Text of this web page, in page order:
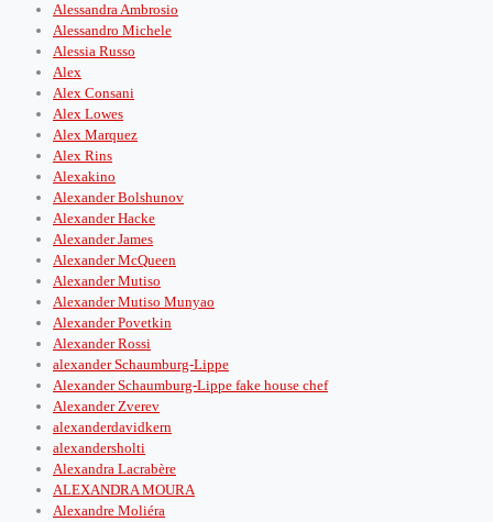
Alessandra Ambrosio
Alessandro Michele
Alessia Russo
Alex
Alex Consani
Alex Lowes
Alex Marquez
Alex Rins
Alexakino
Alexander Bolshunov
Alexander Hacke
Alexander James
Alexander McQueen
Alexander Mutiso
Alexander Mutiso Munyao
Alexander Povetkin
Alexander Rossi
alexander Schaumburg-Lippe
Alexander Schaumburg-Lippe fake house chef
Alexander Zverev
alexanderdavidkern
alexandersholti
Alexandra Lacrabère
ALEXANDRA MOURA
Alexandre Moliéra